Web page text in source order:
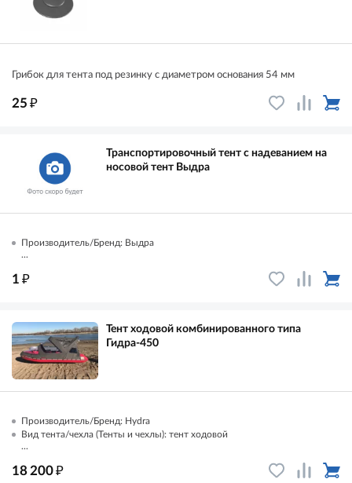
Грибок для тента под резинку с диаметром основания 54 мм
25₽
Транспортировочный тент с надеванием на
носовой тент Выдра
Производитель/Бренд: Выдра
...
1₽
Тент ходовой комбинированного типа
Гидра-450
Производитель/Бренд: Hydra
Вид тента/чехла (Тенты и чехлы): тент ходовой
...
18 200₽